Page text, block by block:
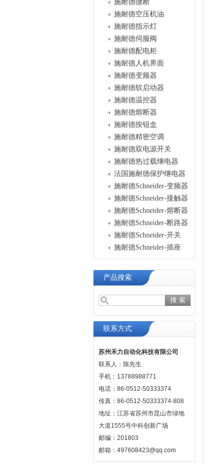
施耐德微断
施耐德空压机油
施耐德指示灯
施耐德伺服阀
施耐德配电柜
施耐德人机界面
施耐德变频器
施耐德软启动器
施耐德温控器
施耐德熔断器
施耐德按钮盒
施耐德精密空调
施耐德双电源开关
施耐德热过载继电器
法国施耐德保护继电器
施耐德Schneider-变频器
施耐德Schneider-接触器
施耐德Schneider-熔断器
施耐德Schneider-断路器
施耐德Schneider-开关
施耐德Schneider-插座
产品搜索
联系方式
苏州禾力自动化科技有限公司
联系人：陈先生
手机：13788988771
电话：86-0512-50333374
传真：86-0512-50333374-808
地址：江苏省苏州市昆山市绿地
大道1555号中科创新广场
邮编：201803
邮箱：497608423@qq.com